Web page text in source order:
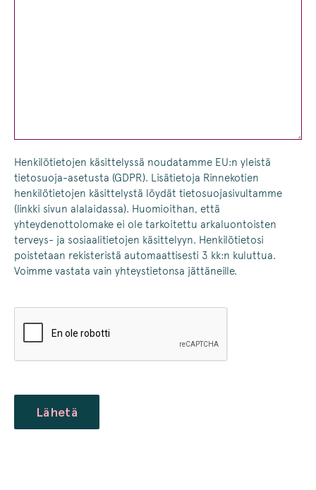
Henkilötietojen käsittelyssä noudatamme EU:n yleistä
tietosuoja-asetusta (GDPR). Lisätietoja Rinnekotien
henkilötietojen käsittelystä löydät tietosuojasivultamme
(linkki sivun alalaidassa). Huomioithan, että
yhteydenottolomake ei ole tarkoitettu arkaluontoisten
terveys- ja sosiaalitietojen käsittelyyn. Henkilötietosi
poistetaan rekisteristä automaattisesti 3 kk:n kuluttua.
Voimme vastata vain yhteystietonsa jättäneille.
Lähetä